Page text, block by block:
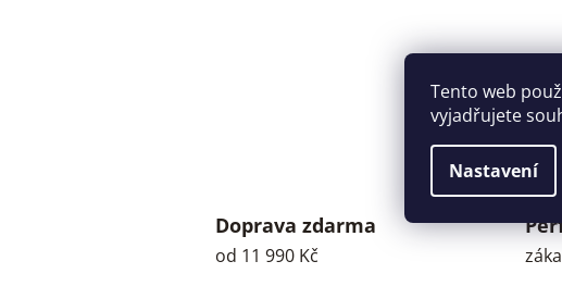
Tento web
vyjadřujete
Nastavení
Doprava zdarma
od 11 990 Kč